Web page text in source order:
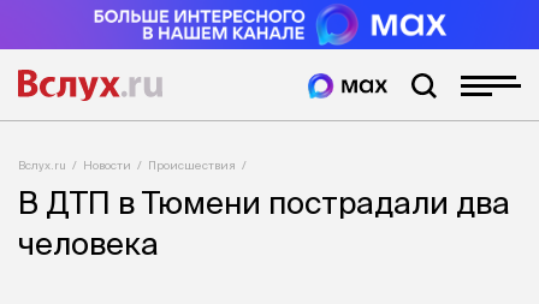
Вслух.ru Новости Происшествия
В ДТП в Тюмени пострадали два
человека